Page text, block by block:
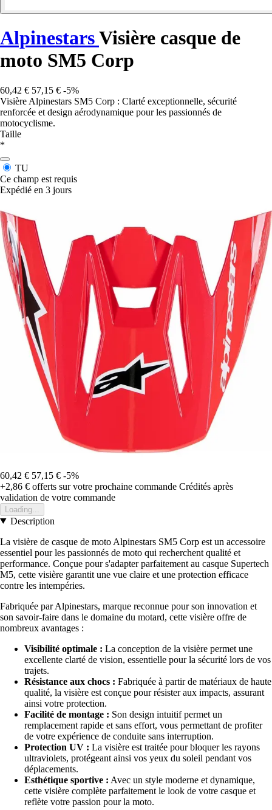
AlpinestarsVisière casque de
moto SM5 Corp
60,42 € 57,15 € -5%
Visière Alpinestars SM5 Corp : Clarté exceptionnelle, sécurité
renforcée et design aérodynamique pour les passionnés de
motocyclisme.
Taille
*
TU
Ce champ est requis
Expédié en 3 jours
60,42 € 57,15 € -5%
+2,86 € offerts sur votre prochaine commande Crédités après
validation de votre commande
Loading...
Description
La visière de casque de moto Alpinestars SM5 Corp est un accessoire
essentiel pour les passionnés de moto qui recherchent qualité et
performance. Conçue pour s'adapter parfaitement au casque Supertech
M5, cette visière garantit une vue claire et une protection efficace
contre les intempéries.
Fabriquée par Alpinestars, marque reconnue pour son innovation et
son savoir-faire dans le domaine du motard, cette visière offre de
nombreux avantages :
Visibilité optimale : La conception de la visière permet une
excellente clarté de vision, essentielle pour la sécurité lors de vos
trajets.
Résistance aux chocs : Fabriquée à partir de matériaux de haute
qualité, la visière est conçue pour résister aux impacts, assurant
ainsi votre protection.
Facilité de montage : Son design intuitif permet un
remplacement rapide et sans effort, vous permettant de profiter
de votre expérience de conduite sans interruption.
Protection UV : La visière est traitée pour bloquer les rayons
ultraviolets, protégeant ainsi vos yeux du soleil pendant vos
déplacements.
Esthétique sportive : Avec un style moderne et dynamique,
cette visière complète parfaitement le look de votre casque et
reflète votre passion pour la moto.